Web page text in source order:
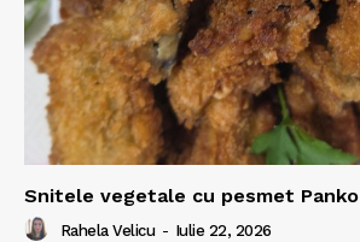
Snitele vegetale cu pesmet Panko
Rahela Velicu - Iulie 22, 2026